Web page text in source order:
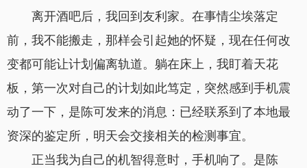
离开酒吧后，我回到友利家。在事情尘埃落定
前，我不能搬走，那样会引起她的怀疑，现在任何改
变都可能让计划偏离轨道。躺在床上，我盯着天花
板，第一次对自己的计划如此笃定，突然感到手机震
动了一下，是陈可发来的消息：已经联系到了本地最
资深的鉴定所，明天会交接相关的检测事宜。
正当我为自己的机智得意时，手机响了。是陈